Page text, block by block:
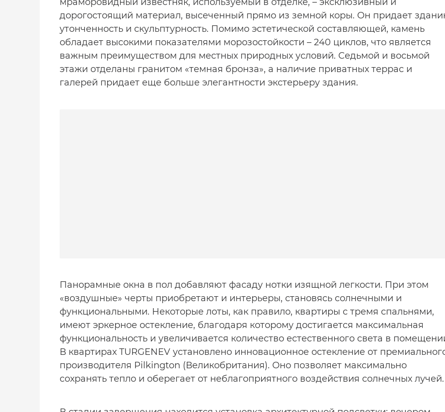
дорогостоящий материал, высеченный прямо из земной коры. Он придает
утонченность и скульптурность. Помимо эстетической составляющей, камень
обладает высокими показателями морозостойкости – 240 циклов, что является
важным преимуществом для местных природных условий. Седьмой и восьмой
этажи отделаны гранитом «темная бронза», а наличие приватных террас и
галерей придает еще больше элегантности экстерьеру здания.
Панорамные окна в пол добавляют фасаду нотки изящной легкости. При этом
«воздушные» черты приобретают и интерьеры, становясь солнечными и
функциональными. Некоторые лоты, как правило, квартиры с тремя спальнями,
имеют эркерное остекление, благодаря которому достигается максимальная
функциональность и увеличивается количество естественного света в
В квартирах TURGENEV установлено инновационное остекление от
производителя Pilkington (Великобритания). Оно позволяет максимально
сохранять тепло и оберегает от неблагоприятного воздействия солнечных лучей.